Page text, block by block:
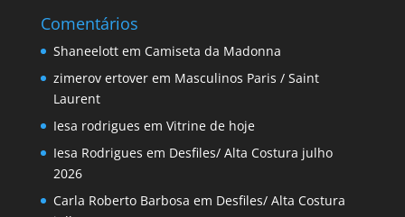
Comentários
Shaneelottem Camiseta da Madonna
zimerov ertoverem Masculinos Paris / Saint
Laurent
Iesa rodrigues em Vitrine de hoje
Iesa Rodrigues em Desfiles/ Alta Costura julho
2026
Carla Roberto Barbosa em Desfiles/ Alta Costura